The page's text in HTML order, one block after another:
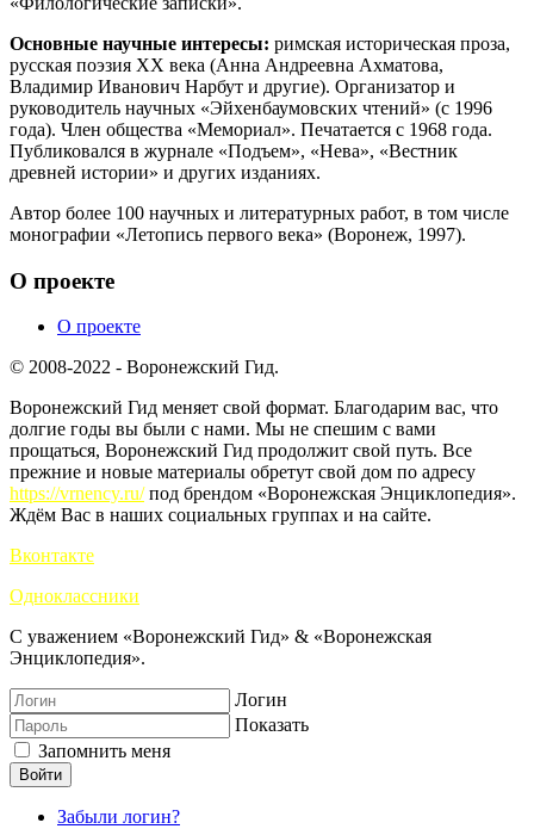
Основные научные интересы: римская историческая проза,
русская поэзия XX века (Анна Андреевна Ахматова,
Владимир Иванович Нарбут и другие). Организатор и
руководитель научных «Эйхенбаумовских чтений» (с 1996
года). Член общества «Мемориал». Печатается с 1968 года.
Публиковался в журнале «Подъем», «Нева», «Вестник
древней истории» и других изданиях.
Автор более 100 научных и литературных работ, в том числе
монографии «Летопись первого века» (Воронеж, 1997).
О проекте
О проекте
© 2008-2022 - Воронежский Гид.
Воронежский Гид меняет свой формат. Благодарим вас, что
долгие годы вы были с нами. Мы не спешим с вами
прощаться, Воронежский Гид продолжит свой путь. Все
прежние и новые материалы обретут свой дом по адресу
https://vrnency.ru/под брендом «Воронежская Энциклопедия».
Ждём Вас в наших социальных группах и на сайте.
Вконтакте
Одноклассники
С уважением «Воронежский Гид» & «Воронежская
Энциклопедия».
Логин
Показать
Запомнить меня
Войти
Забыли логин?